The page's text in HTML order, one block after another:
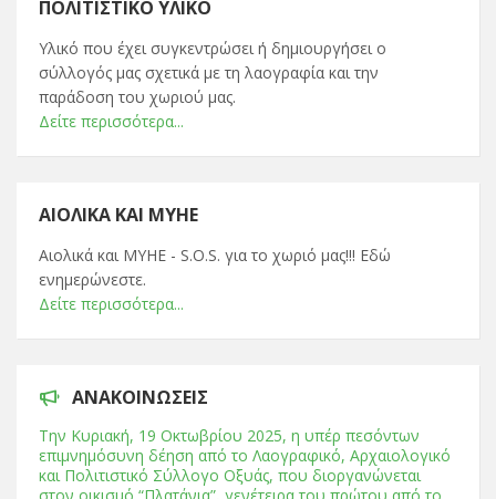
ΠΟΛΙΤΙΣΤΙΚΌ ΥΛΙΚΌ
Υλικό που έχει συγκεντρώσει ή δημιουργήσει ο
σύλλογός μας σχετικά με τη λαογραφία και την
παράδοση του χωριού μας.
Δείτε περισσότερα...
ΑΙΟΛΙΚΆ ΚΑΙ ΜΥΗΕ
Αιολικά και ΜΥΗΕ - S.O.S. για το χωριό μας!!! Εδώ
ενημερώνεστε.
Δείτε περισσότερα...
ΑΝΑΚΟΙΝΏΣΕΙΣ
Tην Κυριακή, 19 Οκτωβρίου 2025, η υπέρ πεσόντων
επιμνημόσυνη δέηση από το Λαογραφικό, Αρχαιολογικό
και Πολιτιστικό Σύλλογο Οξυάς, που διοργανώνεται